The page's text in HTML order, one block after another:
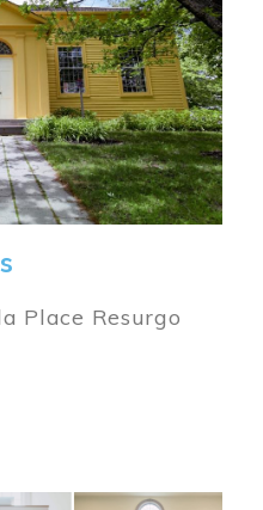
Place Resurgo